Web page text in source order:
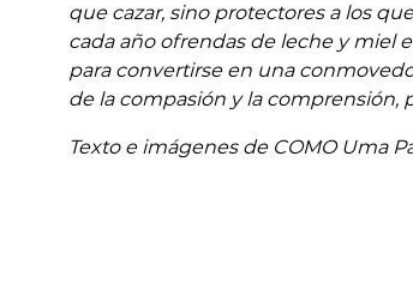
que cazar, sino protectores a los
cada año ofrendas de leche y miel
para convertirse en una
de la compasión y la comprensión,
Texto e imágenes de COMO Uma